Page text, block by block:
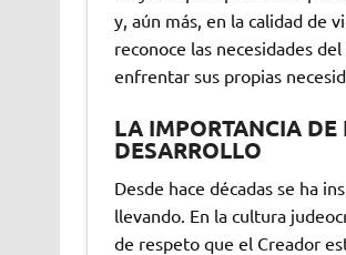
y, aún más, en la calidad de
reconoce las necesidades
enfrentar sus propias
LA IMPORTANCIA DE
DESARROLLO
Desde hace décadas se ha
llevando. En la cultura
de respeto que el Creador